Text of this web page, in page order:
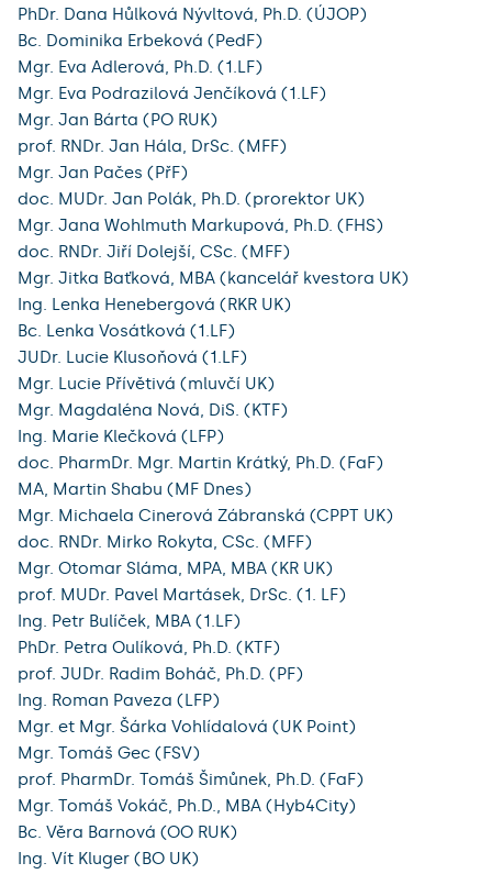
PhDr. Dana Hůlková Nývltová, Ph.D. (ÚJOP)
Bc. Dominika Erbeková (PedF)
Mgr. Eva Adlerová, Ph.D. (1.LF)
Mgr. Eva Podrazilová Jenčíková (1.LF)
Mgr. Jan Bárta (PO RUK)
prof. RNDr. Jan Hála, DrSc. (MFF)
Mgr. Jan Pačes (PřF)
doc. MUDr. Jan Polák, Ph.D. (prorektor UK)
Mgr. Jana Wohlmuth Markupová, Ph.D. (FHS)
doc. RNDr. Jiří Dolejší, CSc. (MFF)
Mgr. Jitka Baťková, MBA (kancelář kvestora UK)
Ing. Lenka Henebergová (RKR UK)
Bc. Lenka Vosátková (1.LF)
JUDr. Lucie Klusoňová (1.LF)
Mgr. Lucie Přívětivá (mluvčí UK)
Mgr. Magdaléna Nová, DiS. (KTF)
Ing. Marie Klečková (LFP)
doc. PharmDr. Mgr. Martin Krátký, Ph.D. (FaF)
MA, Martin Shabu (MF Dnes)
Mgr. Michaela Cinerová Zábranská (CPPT UK)
doc. RNDr. Mirko Rokyta, CSc. (MFF)
Mgr. Otomar Sláma, MPA, MBA (KR UK)
prof. MUDr. Pavel Martásek, DrSc. (1. LF)
Ing. Petr Bulíček, MBA (1.LF)
PhDr. Petra Oulíková, Ph.D. (KTF)
prof. JUDr. Radim Boháč, Ph.D. (PF)
Ing. Roman Paveza (LFP)
Mgr. et Mgr. Šárka Vohlídalová (UK Point)
Mgr. Tomáš Gec (FSV)
prof. PharmDr. Tomáš Šimůnek, Ph.D. (FaF)
Mgr. Tomáš Vokáč, Ph.D., MBA (Hyb4City)
Bc. Věra Barnová (OO RUK)
Ing. Vít Kluger (BO UK)